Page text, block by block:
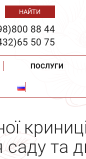
88 44
50 75
ПОСЛУГИ
саду та